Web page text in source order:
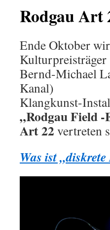
Rodgau Art
Ende Oktober
Kulturpreisträger
Bernd-Michael
Kanal)
Klangkunst-
„Rodgau Field
Art 22 vertreten
Was ist